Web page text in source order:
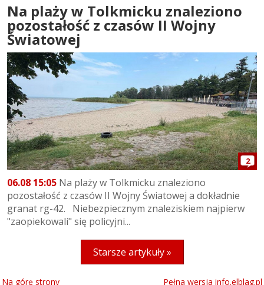
Na plaży w Tolkmicku znaleziono
pozostałość z czasów II Wojny
Światowej
2
06.08 15:05 Na plaży w Tolkmicku znaleziono
pozostałość z czasów II Wojny Światowej a dokładnie
granat rg-42. Niebezpiecznym znaleziskiem najpierw
"zaopiekowali" się policyjni...
Starsze artykuły »
Na górę strony Pełna wersja info.elblag.pl